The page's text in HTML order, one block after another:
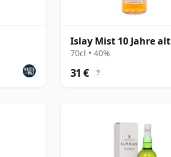
Islay Mist 10 Jahre alt
70cl • 40%
31 € ?